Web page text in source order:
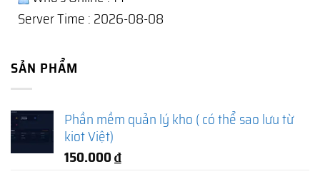
Server Time : 2026-08-08
SẢN PHẨM
Phần mềm quản lý kho ( có thể sao lưu từ
kiot Việt)
150.000₫